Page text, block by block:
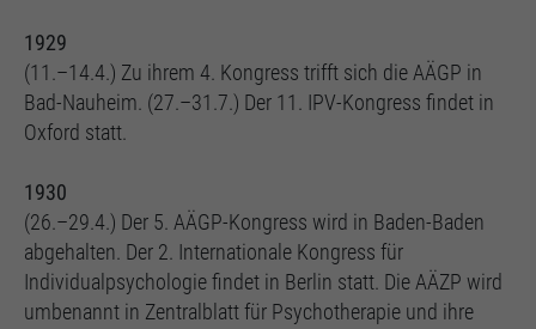
1929
(11.–14.4.) Zu ihrem 4. Kongress trifft sich die AÄGP in
Bad-Nauheim. (27.–31.7.) Der 11. IPV-Kongress findet in
Oxford statt.
1930
(26.–29.4.) Der 5. AÄGP-Kongress wird in Baden-Baden
abgehalten. Der 2. Internationale Kongress für
Individualpsychologie findet in Berlin statt. Die AÄZP wird
umbenannt in Zentralblatt für Psychotherapie und ihre